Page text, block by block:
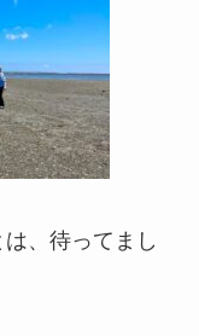
、待ってまし